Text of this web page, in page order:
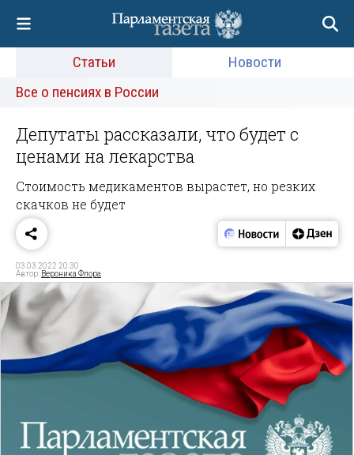
Статьи
Новости
Все о пенсиях в России
Депутаты рассказали, что будет с
ценами на лекарства
Стоимость медикаментов вырастет, но резких
скачков не будет
03.03.2022 20:30
Автор: Вероника Флора